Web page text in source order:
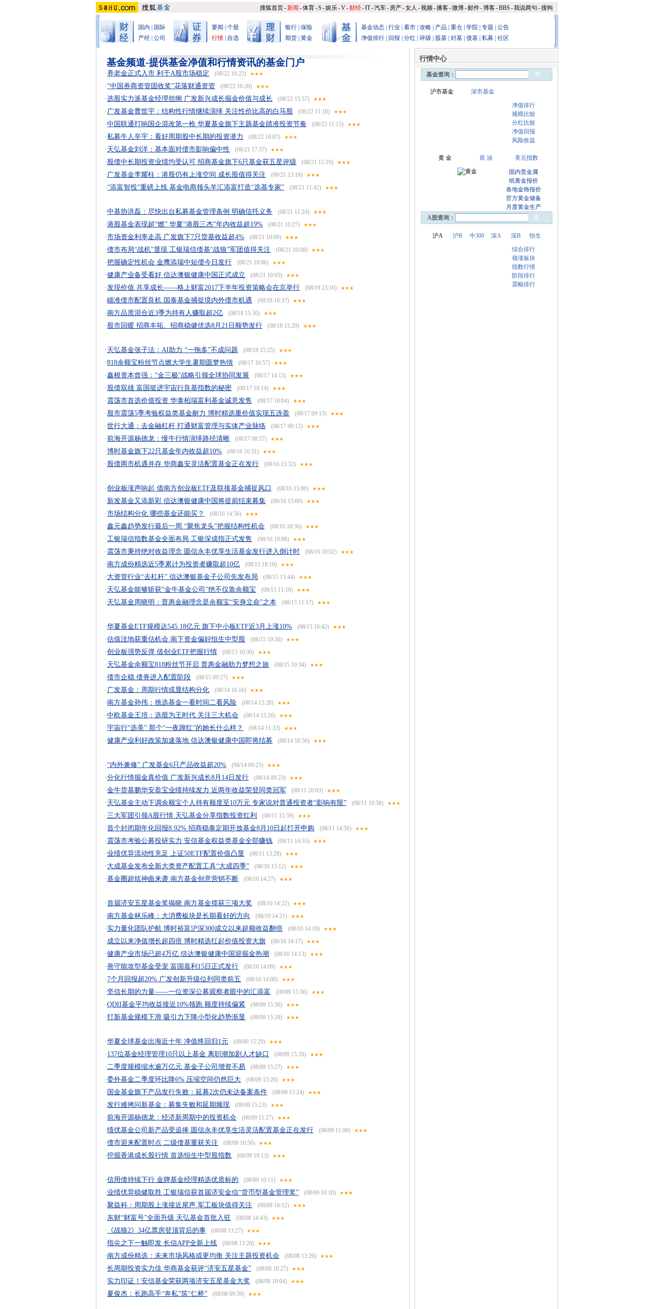
搜狐首页-新闻 -体育-S -娱乐-V- 财经-IT-汽车- 房产-女人 -视频-播客-微博-邮件-博客-BBS -我说两句 -搜狗
国内
国际
产经 公司
要闻
个股
行情
自选
银行 保险
期货 黄金
基金动态 行业 看市 攻略 产品 重仓 学院 专题
公告
净值排行
回报 分红 评级 股基 封基 债基 私募 社区
基金频道-提供基金净值和行情资讯的基金门户
· 养老金正式入市 利于A股市场稳定 (08/22 16:22) ★★★
·“中国券商资管固收奖”花落财通资管 (08/22 16:20) ★★★
·选股实力派基金经理担纲 广发新兴成长掘金价值与成长 (08/22 15:57) ★★★
· 广发基金曹世宇：结构性行情继续演绎 关注性价比高的白马股 (08/22 11:18) ★★★
·中国联通打响国企混改第一枪 华夏基金旗下主题基金踏准投资节奏 (08/22 11:15) ★★★
·私募牛人辛宇：看好周期股中长期的投资潜力 (08/22 10:07) ★★★
· 天弘基金刘洋：基本面对债市影响偏中性 (08/21 17:37) ★★★
· 股债中长期投资业绩均受认可 招商基金旗下6只基金获五星评级 (08/21 15:19) ★★★
· 广发基金李耀柱：港股仍有上涨空间 成长股值得关注 (08/21 13:18) ★★★
·“添富智投”重磅上线 基金电商领头羊汇添富打造“选基专家” (08/21 11:42) ★★★
·中基协洪磊：尽快出台私募基金管理条例 明确信托义务 (08/21 11:24) ★★★
·港股基金表现超“燃” 华夏“港股三杰”年内收益超19% (08/21 10:27) ★★★
·市场资金利率走高 广发旗下7只货基收益超4% (08/21 10:09) ★★★
·债市布局“战机”显现 工银瑞信债基“战狼”军团值得关注 (08/21 10:08) ★★★
·把握确定性机会 金鹰添瑞中短债今日发行 (08/21 10:06) ★★★
·健康产业备受看好 信达澳银健康中国正式成立 (08/21 10:05) ★★★
·发现价值 共享成长——格上财富2017下半年投资策略会在京举行 (08/19 23:16) ★★★
·瞄准债市配置良机 国泰基金捕捉境内外债市机遇 (08/18 16:37) ★★★
·南方品质混合近3季为持有人赚取超2亿 (08/18 15:30) ★★★
· 股市回暖 招商丰拓、招商稳健优选8月21日顺势发行 (08/18 15:29) ★★★
· 天弘基金张子法：AI助力 “一拖多”不成问题 (08/18 15:25) ★★★
·818余额宝粉丝节点燃大学生暑期圆梦热情 (08/17 16:57) ★★★
·鑫根资本曾强：“金三极”战略引领全球协同发展 (08/17 14:13) ★★★
· 股债双雄 富国挺进宇宙行良基指数的秘密 (08/17 10:14) ★★★
· 震荡市首选价值投资 华泰柏瑞富利基金诚意发售 (08/17 10:04) ★★★
· 股市震荡5季考验权益类基金耐力 博时精选重价值实现五连盈 (08/17 09:13) ★★★
·世行大通：去金融杠杆 打通财富管理与实体产业脉络 (08/17 09:12) ★★★
·前海开源杨德龙：慢牛行情演绎路径清晰 (08/17 08:57) ★★★
·博时基金旗下22只基金年内收益超10% (08/16 16:31) ★★★
· 股债两市机遇并存 华商鑫安灵活配置基金正在发行 (08/16 15:32) ★★★
·创业板涨声响起 借南方创业板ETF及联接基金捕捉风口 (08/16 15:00) ★★★
· 新发基金又添新彩 信达澳银健康中国将提前结束募集 (08/16 15:00) ★★★
·市场结构分化 哪些基金还能买？ (08/16 14:56) ★★★
·鑫元鑫趋势发行最后一周 “聚焦龙头”把握结构性机会 (08/16 10:36) ★★★
·工银瑞信指数基金全面布局 工银深成指正式发售 (08/16 10:08) ★★★
· 震荡市秉持绝对收益理念 圆信永丰优享生活基金发行进入倒计时 (08/16 10:02) ★★★
·南方成份精选近5季累计为投资者赚取超10亿 (08/15 18:10) ★★★
· 大资管行业“去杠杆” 信达澳银基金子公司先发布局 (08/15 13:44) ★★★
· 天弘基金能够斩获“金牛基金公司”绝不仅靠余额宝 (08/15 11:18) ★★★
· 天弘基金周晓明：普惠金融理念是余额宝“安身立命”之本 (08/15 11:17) ★★★
·华夏基金ETF规模达545.18亿元 旗下中小板ETF近3月上涨10% (08/15 10:42) ★★★
·估值洼地获重估机会 南下资金偏好恒生中型股 (08/15 10:36) ★★★
·创业板强势反弹 借创业ETF把握行情 (08/15 10:36) ★★★
· 天弘基金余额宝818粉丝节开启 普惠金融助力梦想之旅 (08/15 10:34) ★★★
·债市企稳 债券进入配置阶段 (08/15 09:27) ★★★
· 广发基金：周期行情或显结构分化 (08/14 16:16) ★★★
·南方基金孙伟：挑选基金一看时间二看风险 (08/14 15:28) ★★★
·中欧基金王培：选股为王时代 关注三大机会 (08/14 15:26) ★★★
·宇宙行“选美” 那个“一夜蹿红”的她长什么样？ (08/14 11:33) ★★★
·健康产业利好政策加速落地 信达澳银健康中国即将结募 (08/14 10:56) ★★★
·“内外兼修” 广发基金6只产品收益超20% (08/14 09:25) ★★★
·分化行情掘金真价值 广发新兴成长8月14日发行 (08/14 09:23) ★★★
·金牛货基鹏华安盈宝业绩持续发力 近两年收益荣登同类冠军 (08/11 20:03) ★★★
· 天弘基金主动下调余额宝个人持有额度至10万元 专家说对普通投资者“影响有限” (08/11 19:58) ★★★
·三大军团引领A股行情 天弘基金分享指数投资红利 (08/11 15:59) ★★★
·首个封闭期年化回报8.92% 招商稳泰定期开放基金8月10日起打开申购 (08/11 14:56) ★★★
· 震荡市考验公募投研实力 安信基金权益类基金全部赚钱 (08/11 14:55) ★★★
· 业绩优异流动性充足 上证50ETF配置价值凸显 (08/11 13:28) ★★★
· 大成基金发布全新大类资产配置工具“大成四季” (08/10 15:12) ★★★
·基金圈超炫神曲来袭 南方基金创意营销不断 (08/10 14:27) ★★★
·首届济安五星基金奖揭晓 南方基金揽获三项大奖 (08/10 14:22) ★★★
·南方基金林乐峰：大消费板块是长期看好的方向 (08/10 14:21) ★★★
·实力量化团队护航 博时裕富沪深300成立以来超额收益翻倍 (08/10 14:19) ★★★
· 成立以来净值增长超四倍 博时精选扛起价值投资大旗 (08/10 14:17) ★★★
·健康产业市场已超4万亿 信达澳银健康中国迎掘金热潮 (08/10 14:13) ★★★
·善守能攻型基金受宠 富国嘉利15日正式发行 (08/10 14:09) ★★★
· 7个月回报超20% 广发创新升级位列同类前五 (08/10 14:08) ★★★
· 坚信长期的力量——一位资深公募观察者眼中的汇添富 (08/09 15:56) ★★★
·QDII基金平均收益接近10%领跑 额度持续偏紧 (08/09 15:30) ★★★
·打新基金规模下滑 吸引力下降小型化趋势渐显 (08/09 15:29) ★★★
·华夏全球基金出海近十年 净值终回归1元 (08/09 15:29) ★★★
· 137位基金经理管理10只以上基金 离职潮加剧人才缺口 (08/09 15:28) ★★★
·二季度规模缩水逾万亿元 基金子公司增资不易 (08/09 15:27) ★★★
·委外基金二季度环比降6% 压缩空间仍然巨大 (08/09 15:26) ★★★
· 国金基金旗下产品发行失败：延募2次仍未达备案条件 (08/09 15:24) ★★★
·发行难拷问新基金：募集失败和延期频现 (08/09 15:23) ★★★
·前海开源杨德龙：经济新周期中的投资机会 (08/09 11:27) ★★★
·绩优基金公司新产品受追捧 圆信永丰优享生活灵活配置基金正在发行 (08/09 11:00) ★★★
·债市迎来配置时点 二级债基重获关注 (08/09 10:58) ★★★
·挖掘香港成长股行情 首选恒生中型股指数 (08/09 10:13) ★★★
·信用债持续下行 金牌基金经理精选优质标的 (08/09 10:11) ★★★
· 业绩优异稳健取胜 工银瑞信获首届济安金信“货币型基金管理奖” (08/09 10:10) ★★★
·聚益科：周期股上涨接近尾声 军工板块值得关注 (08/08 16:12) ★★★
· 东财“财富号”全面升级 天弘基金首批入驻 (08/08 14:43) ★★★
· 《战狼2》34亿票房登顶背后的事 (08/08 13:27) ★★★
·指尖之下一触即发 长信APP全新上线 (08/08 13:26) ★★★
·南方成份精选：未来市场风格或更均衡 关注主题投资机会 (08/08 13:26) ★★★
·长周期投资实力佳 华商基金获评“济安五星基金” (08/08 10:27) ★★★
·实力印证！安信基金荣获两项济安五星基金大奖 (08/08 10:04) ★★★
· 夏俊杰：长跑高手“奔私”筑“仁桥” (08/08 09:59) ★★★
行情中心
基金查询：
沪市基金
深市基金
净值排行
规模比较
分红比较
净值回报
风险收益
黄 金 原 油 美元指数
国内贵金属
纸黄金报价
各地金饰报价
官方黄金储备
月度黄金生产
A股查询：
沪A 沪B 中300 深A 深B
恒生
综合排行
领涨板块
指数行情
阶段排行
震幅排行